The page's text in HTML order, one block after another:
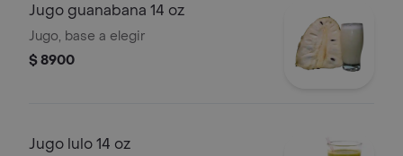
Jugo guanabana 14 oz
Jugo, base a elegir
$ 8900
Jugo lulo 14 oz